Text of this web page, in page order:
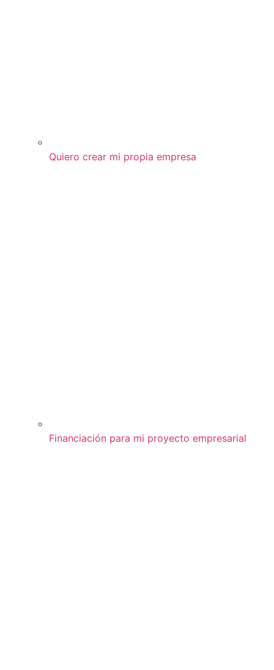
Quiero crear mi propia empresa
Financiación para mi proyecto empresarial